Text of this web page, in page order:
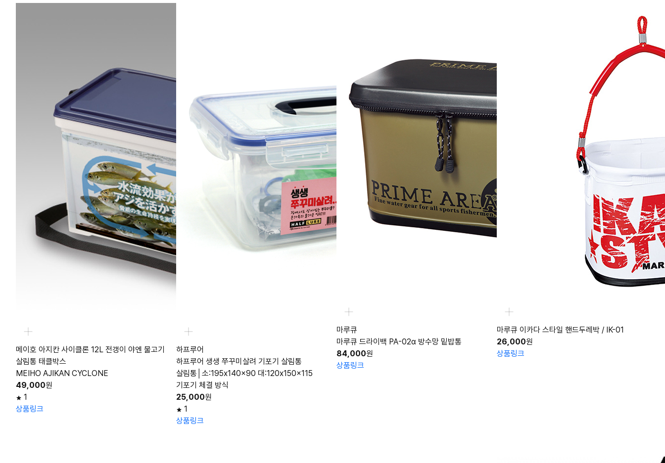
메이호 아지칸 사이클론 12L 전갱이 야엔 물고기
살림통 태클박스
MEIHO AJIKAN CYCLONE
49,000원
1
상품링크
하프루어
하프루어 생생 쭈꾸미살려 기포기 살림통
살림통│소:195x140x90 대:120x150x115
기포기 체결 방식
25,000원
1
상품링크
마루큐
마루큐 드라이백 PA-02α 방수망 밑밥통
84,000원
상품링크
마루큐 이카다 스타일 핸드두레박 / IK-01
26,000원
상품링크